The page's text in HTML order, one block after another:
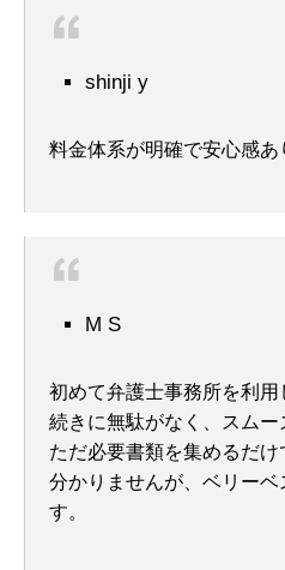
shinji y
料金体系が明確で安心感あ
M S
初めて弁護士事務所を利
続きに無駄がなく、スム
ただ必要書類を集めるだ
分かりませんが、ベリー
す。